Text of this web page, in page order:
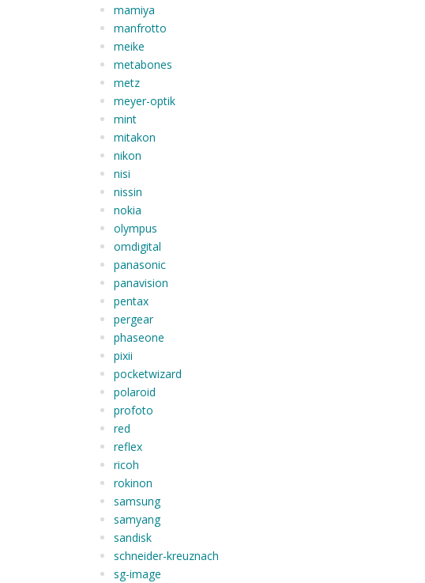
mamiya
manfrotto
meike
metabones
metz
meyer-optik
mint
mitakon
nikon
nisi
nissin
nokia
olympus
omdigital
panasonic
panavision
pentax
pergear
phaseone
pixii
pocketwizard
polaroid
profoto
red
reflex
ricoh
rokinon
samsung
samyang
sandisk
schneider-kreuznach
sg-image